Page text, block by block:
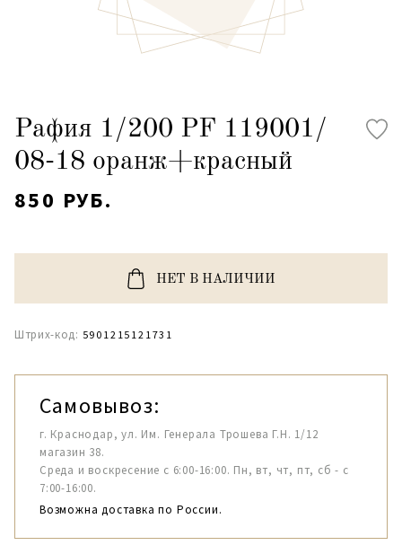
Рафия 1/200 PF 119001/
08-18 оранж+красный
850 РУБ.
НЕТ В НАЛИЧИИ
Штрих-код: 5901215121731
Самовывоз:
г. Краснодар, ул. Им. Генерала Трошева Г.Н. 1/12
магазин 38.
Среда и воскресение с 6:00-16:00. Пн, вт, чт, пт, сб - с
7:00-16:00.
Возможна доставка по России.